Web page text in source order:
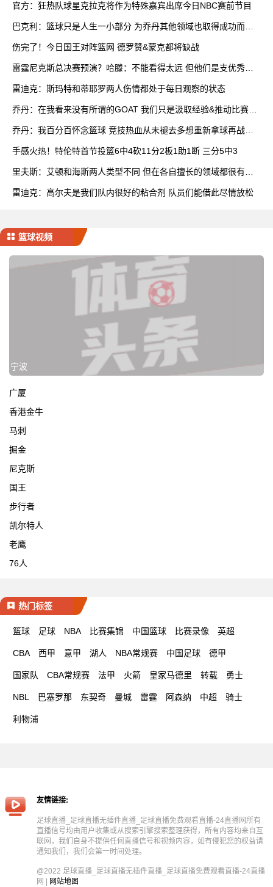
官方：狂热队球星克拉克将作为特殊嘉宾出席今日NBC赛前节目
巴克利：篮球只是人生一小部分 为乔丹其他领域也取得成功而自
伤完了！今日国王对阵篮网 德罗赞&蒙克都将缺战
雷霆尼克斯总决赛预演？哈滕：不能看得太远 但他们是支优秀球
雷迪克：斯玛特和蒂耶罗两人伤情都处于每日观察的状态
乔丹：在我看来没有所谓的GOAT 我们只是汲取经验&推动比赛发
乔丹：我百分百怀念篮球 竞技热血从未褪去多想重新拿球再战一
手感火热！特伦特首节投篮6中4砍11分2板1助1断 三分5中3
里夫斯：艾顿和海斯两人类型不同 但在各自擅长的领域都很有效
雷迪克：高尔夫是我们队内很好的粘合剂 队员们能借此尽情放松
篮球视频
宁波
广厦
香港金牛
马刺
掘金
尼克斯
国王
步行者
凯尔特人
老鹰
76人
热门标签
篮球 足球 NBA 比赛集锦 中国篮球 比赛录像 英超
CBA 西甲 意甲 湖人 NBA常规赛 中国足球 德甲
国家队 CBA常规赛 法甲 火箭 皇家马德里 转载 勇士
NBL 巴塞罗那 东契奇 曼城 雷霆 阿森纳 中超 骑士
利物浦
友情链接:
足球直播_足球直播无插件直播_足球直播免费观看直播-24直播网所有
直播信号均由用户收集或从搜索引擎搜索整理获得，所有内容均来自互
联网，我们自身不提供任何直播信号和视频内容，如有侵犯您的权益请
通知我们，我们会第一时间处理。
@2022 足球直播_足球直播无插件直播_足球直播免费观看直播-24直播
网 |
网站地图